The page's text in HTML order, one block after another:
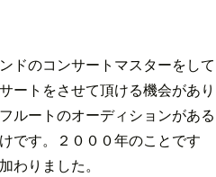
ドのコンサートマスターをして
ートをさせて頂ける機会があり
ルートのオーディションがある
です。２０００年のことです
わりました。